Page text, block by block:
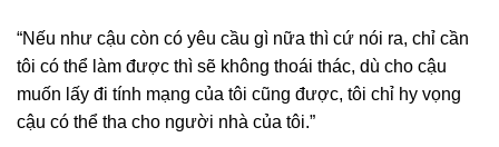
“Nếu như cậu còn có yêu cầu gì nữa thì cứ nói ra, chỉ cần
tôi có thể làm được thì sẽ không thoái thác, dù cho cậu
muốn lấy đi tính mạng của tôi cũng được, tôi chỉ hy vọng
cậu có thể tha cho người nhà của tôi.”